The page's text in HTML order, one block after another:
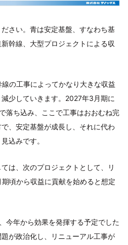
さい。青は安定基盤、すなわち基
幹線、大型プロジェクトによる収
の工事によってかなり大きな収益
少していきます。2027年3月期に
落ち込み、ここで工事はおおむね完
、安定基盤が成長し、それに代わ
込みです。
は、次のプロジェクトとして、リ
頃から収益に貢献を始めると想定
今年から効果を発揮する予定でした
が政治化し、リニューアル工事が